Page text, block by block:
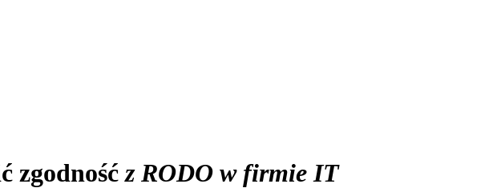
zgodnośćz RODO w firmie IT